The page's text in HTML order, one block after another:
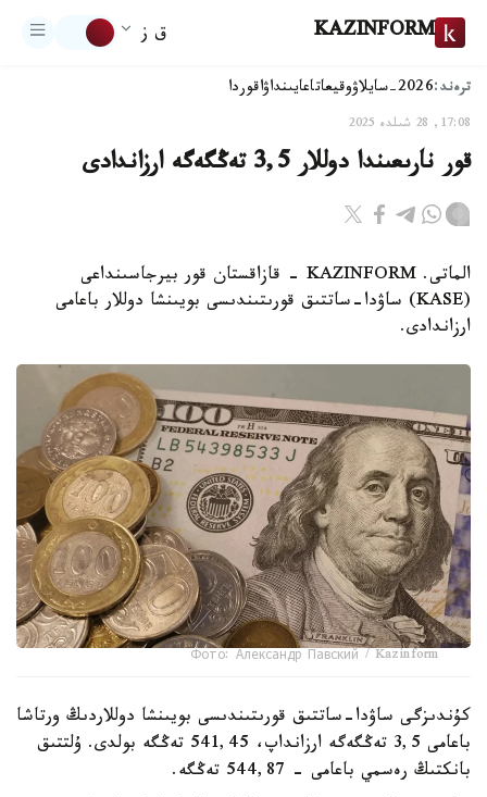
KAZINFORM ق ز
ترەند:2026-سايلاۋ وقيعاتاعايىنداۋاقوردا
17:08, 28 شىلدە 2025
قور نارىعىندا دوللار 3,5 تەڭگەگە ارزاندادى
الماتى. KAZINFORM - قازاقستان قور بيرجاسىنداعى
(KASE) ساۋدا-ساتتىق قورىتىندىسى بويىنشا دوللار باعامى
ارزاندادى.
Фото: Александр Павский / Kazinform
كۇندىزگى ساۋدا-ساتتىق قورىتىندىسى بويىنشا دوللاردىڭ ورتاشا
باعامى 3,5 تەڭگەگە ارزانداپ، 541,45 تەڭگە بولدى. ۇلتتىق
بانكتىڭ رەسمي باعامى - 544,87 تەڭگە.